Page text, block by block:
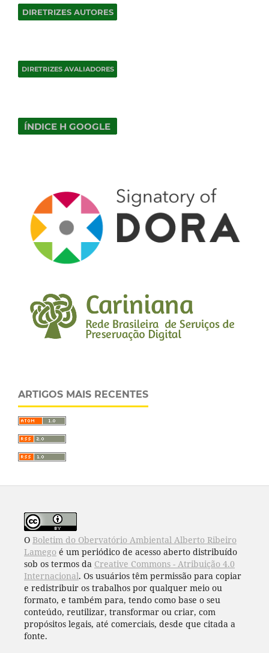
ARTIGOS MAIS RECENTES
O Boletim do Obervatório Ambiental Alberto Ribeiro
Lamego é um periódico de acesso aberto distribuído
sob os termos da Creative Commons - Atribuição 4.0
Internacional. Os usuários têm permissão para copiar
e redistribuir os trabalhos por qualquer meio ou
formato, e também para, tendo como base o seu
conteúdo, reutilizar, transformar ou criar, com
propósitos legais, até comerciais, desde que citada a
fonte.